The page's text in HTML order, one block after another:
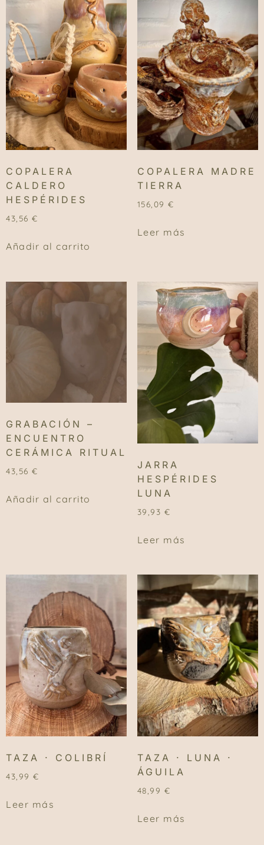
COPALERA
CALDERO
HESPÉRIDES
43,56 €
Añadir al carrito
COPALERA MADRE
TIERRA
156,09€
Leer más
GRABACIÓN –
ENCUENTRO
CERÁMICA RITUAL
43,56 €
Añadir al carrito
JARRA
HESPÉRIDES
LUNA
39,93 €
Leer más
TAZA · COLIBRÍ
43,99 €
Leer más
TAZA · LUNA ·
ÁGUILA
48,99 €
Leer más